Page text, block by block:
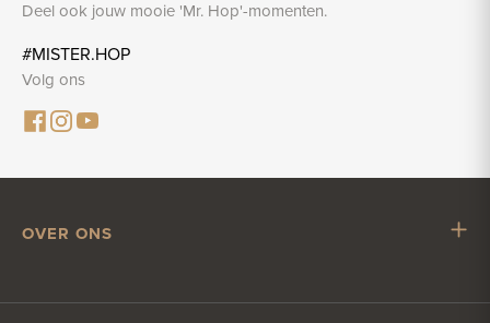
Deel ook jouw mooie 'Mr. Hop'-momenten.
#MISTER.HOP
Volg ons
OVER ONS